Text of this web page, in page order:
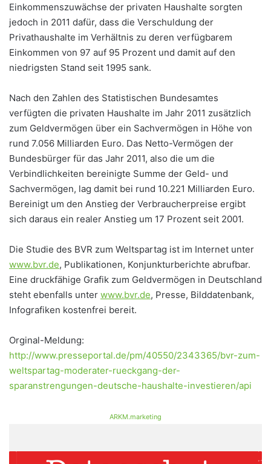
Einkommenszuwächse der privaten Haushalte sorgten
jedoch in 2011 dafür, dass die Verschuldung der
Privathaushalte im Verhältnis zu deren verfügbarem
Einkommen von 97 auf 95 Prozent und damit auf den
niedrigsten Stand seit 1995 sank.
Nach den Zahlen des Statistischen Bundesamtes
verfügten die privaten Haushalte im Jahr 2011 zusätzlich
zum Geldvermögen über ein Sachvermögen in Höhe von
rund 7.056 Milliarden Euro. Das Netto-Vermögen der
Bundesbürger für das Jahr 2011, also die um die
Verbindlichkeiten bereinigte Summe der Geld- und
Sachvermögen, lag damit bei rund 10.221 Milliarden Euro.
Bereinigt um den Anstieg der Verbraucherpreise ergibt
sich daraus ein realer Anstieg um 17 Prozent seit 2001.
Die Studie des BVR zum Weltspartag ist im Internet unter
www.bvr.de, Publikationen, Konjunkturberichte abrufbar.
Eine druckfähige Grafik zum Geldvermögen in Deutschland
steht ebenfalls unter www.bvr.de, Presse, Bilddatenbank,
Infografiken kostenfrei bereit.
Orginal-Meldung:
http://www.presseportal.de/pm/40550/2343365/bvr-zum-
weltspartag-moderater-rueckgang-der-
sparanstrengungen-deutsche-haushalte-investieren/api
ARKM.marketing